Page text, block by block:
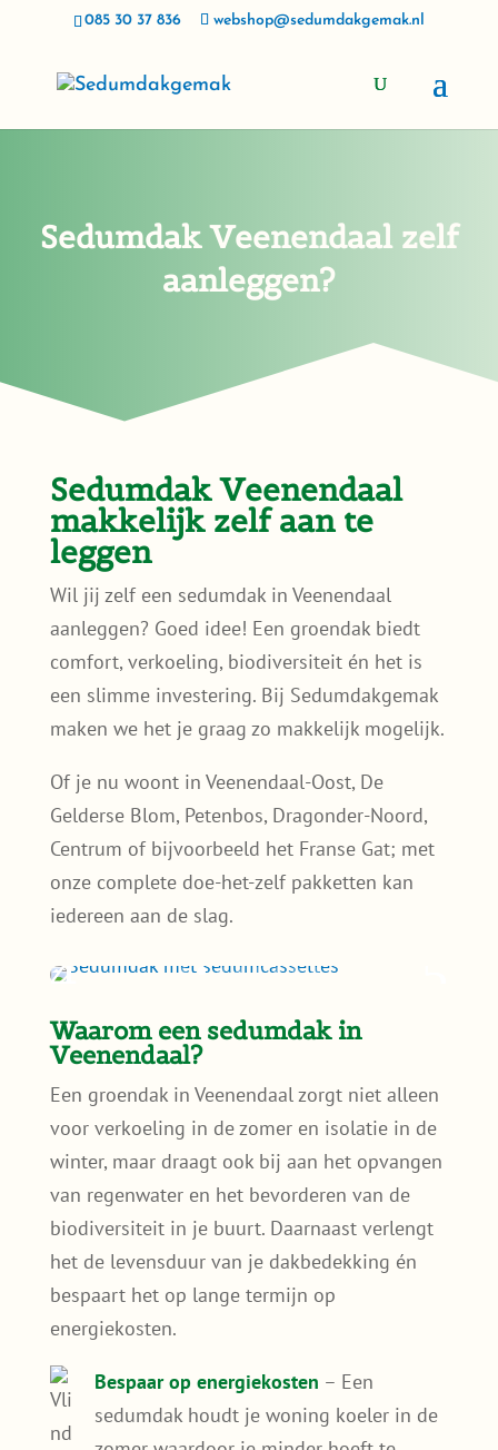
085 30 37 836 webshop@sedumdakgemak.nl
Sedumdak Veenendaal zelf
aanleggen?
Sedumdak Veenendaal
makkelijk zelf aan te
leggen
Wil jij zelf een sedumdak in Veenendaal
aanleggen? Goed idee! Een groendak biedt
comfort, verkoeling, biodiversiteit én het is
een slimme investering. Bij Sedumdakgemak
maken we het je graag zo makkelijk mogelijk.
Of je nu woont in Veenendaal-Oost, De
Gelderse Blom, Petenbos, Dragonder-Noord,
Centrum of bijvoorbeeld het Franse Gat; met
onze complete doe-het-zelf pakketten kan
iedereen aan de slag.
Waarom een sedumdak in
Veenendaal?